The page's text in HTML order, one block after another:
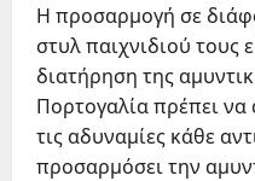
Η προσαρμογή σε
στυλ παιχνιδιού τους
διατήρηση της
Πορτογαλία πρέπει να
τις αδυναμίες κάθε
προσαρμόσει την